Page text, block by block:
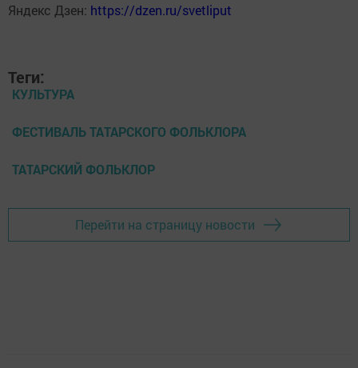
Яндекс Дзен: https://dzen.ru/svetliput
Теги:
КУЛЬТУРА
ФЕСТИВАЛЬ ТАТАРСКОГО ФОЛЬКЛОРА
ТАТАРСКИЙ ФОЛЬКЛОР
Перейти на страницу новости